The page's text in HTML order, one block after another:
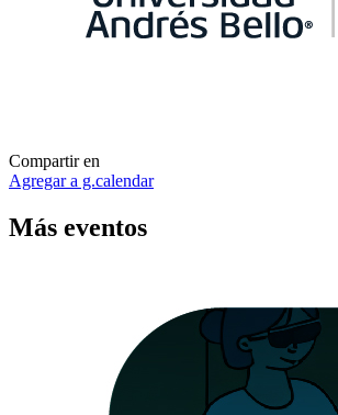
Compartir en
Agregar a g.calendar
Más eventos